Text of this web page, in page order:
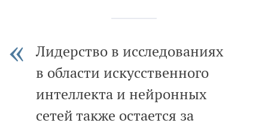
Лидерство в исследованиях
в области искусственного
интеллекта и нейронных
сетей также остается за